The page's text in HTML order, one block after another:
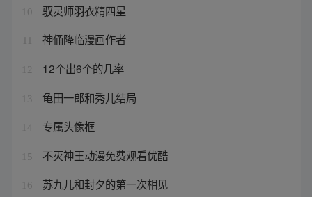
10 驭灵师羽衣精四星
神俑降临漫画作者
12 12个出6个的几率
13 龟田一郎和秀儿结局
14 专属头像框
15 不灭神王动漫免费观看优酷
16 苏九儿和封夕的第一次相见